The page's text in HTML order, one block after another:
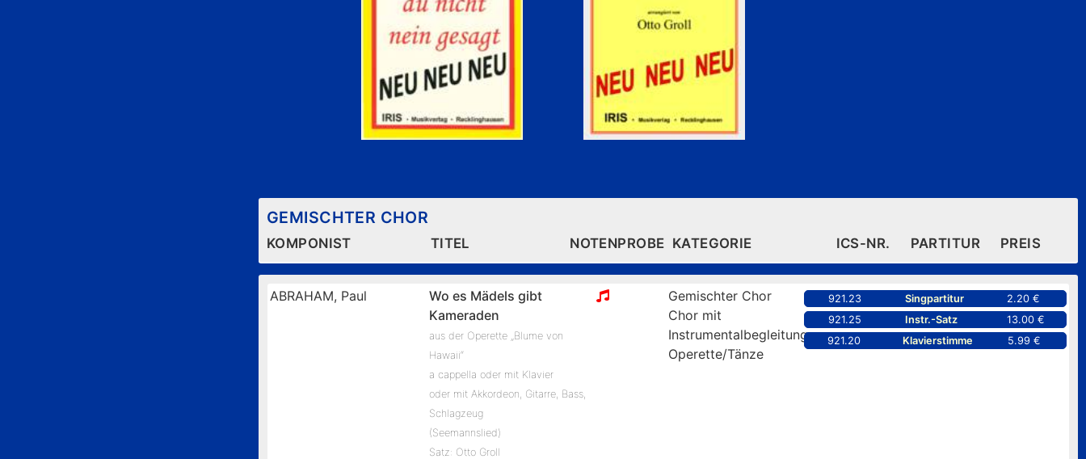
GEMISCHTER CHOR
KOMPONIST TITEL NOTENPROBE KATEGORIE ICS-NR. PARTITUR PREIS
ABRAHAM, Paul
Wo es Mädels gibt
Kameraden
aus der Operette „Blume von
Hawaii“
a cappella oder mit Klavier
oder mit Akkordeon, Gitarre, Bass,
Schlagzeug
(Seemannslied)
Satz: Otto Groll
Gemischter Chor
Chor mit
Instrumentalbegleitung
Operette/Tänze
921.23 Singpartitur
2.20 €
921.25
Instr.-Satz
13.00 €
921.20
Klavierstimme 5.99 €